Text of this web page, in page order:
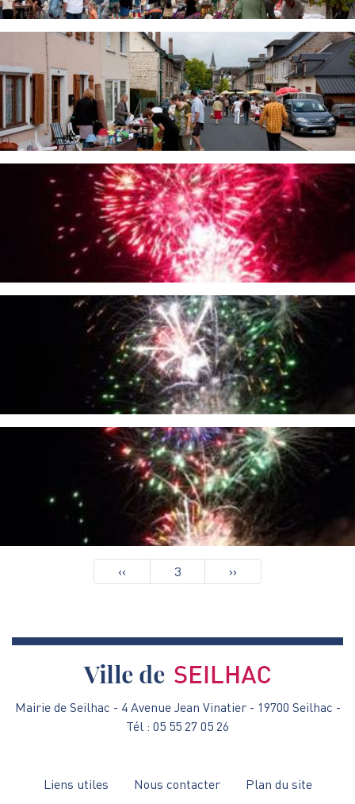
Page
précédente
‹‹ 3
Page
suivante
››
Mairie de Seilhac - 4 Avenue Jean Vinatier - 19700 Seilhac -
Tél : 05 55 27 05 26
Menu
Liens utiles Nous contacter Plan du site